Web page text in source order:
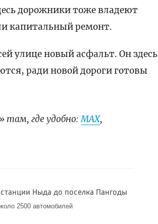
дорожники тоже владеют
капитальный ремонт.
улице новый асфальт. Он здесь
ради новой дороги готовы
там, где удобно:МАХ,
Ныда до поселка Пангоды
2500 автомобилей